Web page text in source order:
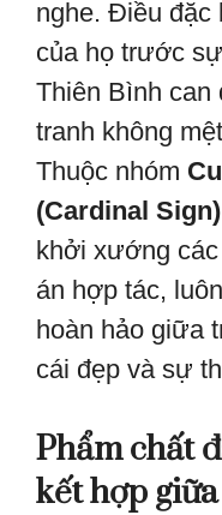
nghe. Điều đặc
của họ trước
Thiên Bình can
tranh không
Thuộc nhóm
(Cardinal Sign)
khởi xướng
án hợp tác,
hoàn hảo giữa
cái đẹp và sự
Phẩm chất
kết hợp